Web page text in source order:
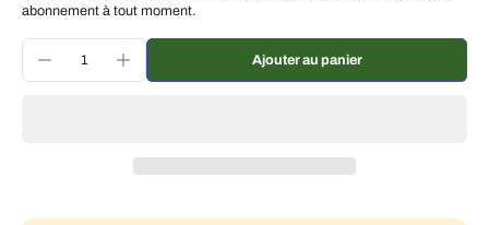
Livraison toutes les deux semaines, 10 % de
Livraison toutes les 3 semaines, 7 % de réduction
Livraison tous les mois, 5 % de réduction
€9,05 EUR
abonnement à tout moment.
Ajouter au panier